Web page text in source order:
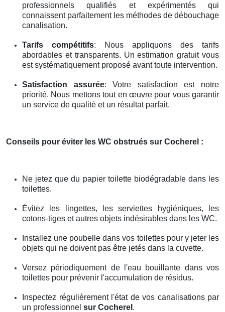
professionnels qualifiés et expérimentés qui
connaissent parfaitement les méthodes de débouchage
canalisation.
Tarifs compétitifs: Nous appliquons des tarifs
abordables et transparents. Un estimation gratuit vous
est systématiquement proposé avant toute intervention.
Satisfaction assurée: Votre satisfaction est notre
priorité. Nous mettons tout en œuvre pour vous garantir
un service de qualité et un résultat parfait.
Conseils pour éviter les WC obstrués sur Cocherel :
Ne jetez que du papier toilette biodégradable dans les
toilettes.
Évitez les lingettes, les serviettes hygiéniques, les
cotons-tiges et autres objets indésirables dans les WC.
Installez une poubelle dans vos toilettes pour y jeter les
objets qui ne doivent pas être jetés dans la cuvette.
Versez périodiquement de l'eau bouillante dans vos
toilettes pour prévenir l'accumulation de résidus.
Inspectez régulièrement l'état de vos canalisations par
un professionnel sur Cocherel .